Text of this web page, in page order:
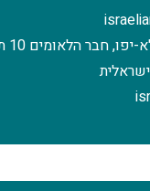
חבר הלאומים 10 תל אביב